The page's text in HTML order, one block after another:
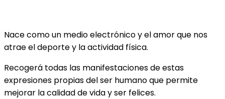
Nace como un medio electrónico y el amor que nos
atrae el deporte y la actividad física.
Recogerá todas las manifestaciones de estas
expresiones propias del ser humano que permite
mejorar la calidad de vida y ser felices.